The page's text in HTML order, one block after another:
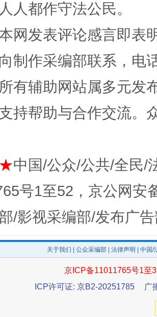
制助力责任有效落实 一纸欠
蛙产品抗生素超标问题” 法
人都作守法公民。
网发表评论感言即表
制作采编部联系，电
有辅助网站属多元发
持帮助与合作交流。
中国/公众/公共/全民/
号1至52，京公网安
/影视采编部/发布广
关于我们 公众采编部 法律声明 | 中国
京ICP备11011765号1至
ICP许可证: 京B2-20251785
广